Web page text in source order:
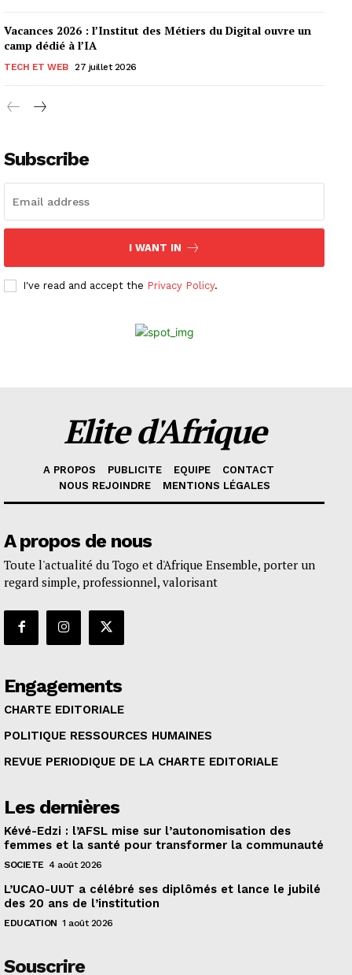
Vacances 2026 : l’Institut des Métiers du Digital ouvre un
camp dédié à l’IA
TECH ET WEB 27 juillet 2026
Subscribe
I WANT IN
I've read and accept the Privacy Policy.
Elite d'Afrique
A PROPOS PUBLICITE EQUIPE
CONTACT
NOUS REJOINDRE
MENTIONS LÉGALES
A propos de nous
Toute l'actualité du Togo et d'Afrique Ensemble, porter un
regard simple, professionnel, valorisant
Engagements
CHARTE EDITORIALE
POLITIQUE RESSOURCES HUMAINES
REVUE PERIODIQUE DE LA CHARTE EDITORIALE
Les dernières
Kévé-Edzi : l’AFSL mise sur l’autonomisation des
femmes et la santé pour transformer la communauté
SOCIETE 4 août 2026
L’UCAO-UUT a célébré ses diplômés et lance le jubilé
des 20 ans de l’institution
EDUCATION 1 août 2026
Souscrire